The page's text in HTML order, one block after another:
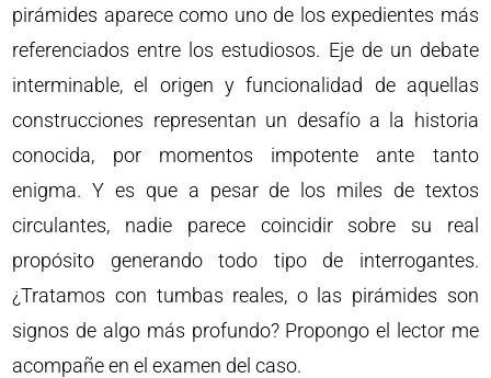
pirámides aparece como uno de los expedientes más
referenciados entre los estudiosos. Eje de un debate
interminable, el origen y funcionalidad de aquellas
construcciones representan un desafío a la historia
conocida, por momentos impotente ante tanto
enigma. Y es que a pesar de los miles de textos
circulantes, nadie parece coincidir sobre su real
propósito generando todo tipo de interrogantes.
¿Tratamos con tumbas reales, o las pirámides son
signos de algo más profundo? Propongo el lector me
acompañe en el examen del caso.